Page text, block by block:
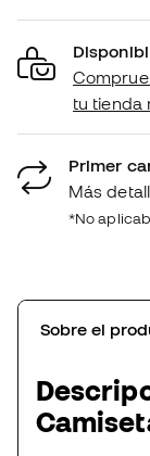
tu tienda
Primer
Más
*No
Sobre el